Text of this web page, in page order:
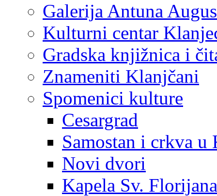
Galerija Antuna
Kulturni centar
Gradska knjižnica i
Znameniti Klanjčani
Spomenici kulture
Cesargrad
Samostan i crkva u
Novi dvori
Kapela Sv. Florijana